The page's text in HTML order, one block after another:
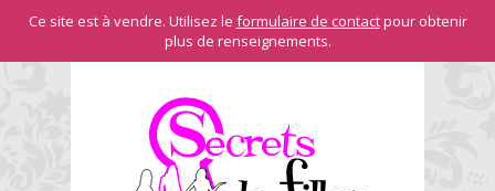
Ce site est à vendre. Utilisez le formulaire de contactpour obtenir
plus de renseignements.